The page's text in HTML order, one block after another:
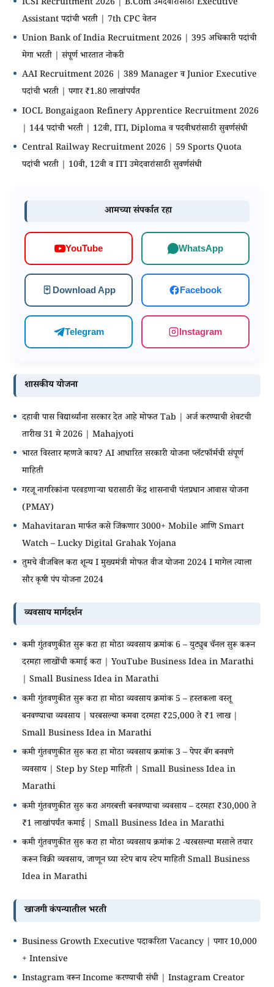
ICSI Recruitment 2026 | B.Com उमेदवारांसाठी Executive
Assistant पदांची भरती | 7th CPC वेतन
Union Bank of India Recruitment 2026 | 395 अधिकारी पदांची
मेगा भरती | संपूर्ण भारतात नोकरी
AAI Recruitment 2026 | 389 Manager व Junior Executive
पदांची भरती | पगार ₹1.80 लाखांपर्यंत
IOCL Bongaigaon Refinery Apprentice Recruitment 2026
| 144 पदांची भरती | 12वी, ITI, Diploma व पदवीधरांसाठी सुवर्णसंधी
Central Railway Recruitment 2026 | 59 Sports Quota
पदांची भरती | 10वी, 12वी व ITI उमेदवारांसाठी सुवर्णसंधी
आमच्या संपर्कात रहा
YouTube WhatsApp
Download App Facebook
Telegram Instagram
शासकीय योजना
दहावी पास विद्यार्थ्यांना सरकार देत आहे मोफत Tab | अर्ज करण्याची शेवटची
तारीख 31 मे 2026 | Mahajyoti
भारत विस्तार म्हणजे काय? AI आधारित सरकारी योजना प्लॅटफॉर्मची संपूर्ण
माहिती
गरजू नागरिकांना परवडणाऱ्या घरासाठी केंद्र शासनाची पंतप्रधान आवास योजना
(PMAY)
Mahavitaran मार्फत कसे जिंकणार 3000+ Mobile आणि Smart
Watch – Lucky Digital Grahak Yojana
तुमचे वीजबिल करा शून्य I मुख्यमंत्री मोफत वीज योजना 2024 I मागेल त्याला
सौर कृषी पंप योजना 2024
व्यवसाय मार्गदर्शन
कमी गुंतवणुकीत सुरू करा हा मोठा व्यवसाय क्रमांक 6 – युट्युब चॅनल सुरू करून
दरमहा लाखोंची कमाई करा | YouTube Business Idea in Marathi
| Small Business Idea in Marathi
कमी गुंतवणुकीत सुरू करा हा मोठा व्यवसाय क्रमांक 5 – हस्तकला वस्तू
बनवण्याचा व्यवसाय | घरबसल्या कमवा दरमहा ₹25,000 ते ₹1 लाख |
Small Business Idea in Marathi
कमी गुंतवणुकीत सुरु करा हा मोठा व्यवसाय क्रमांक 3 – पेपर बॅग बनवणे
व्यवसाय | Step by Step माहिती | Small Business Idea in
Marathi
कमी गुंतवणुकीत सुरु करा अगरबत्ती बनवण्याचा व्यवसाय – दरमहा ₹30,000 ते
₹1 लाखांपर्यंत कमाई | Small Business Idea in Marathi
कमी गुंतवणुकीत सुरु करा हा मोठा व्यवसाय क्रमांक 2 -घरबसल्या मसाले तयार
करून विक्री व्यवसाय, जाणून घ्या स्टेप बाय स्टेप माहिती Small Business
Idea in Marathi
खाजगी कंपन्यातील भरती
Business Growth Executive पदाकरिता Vacancy | पगार 10,000
+ Intensive
Instagram वरून Income करण्याची संधी | Instagram Creator